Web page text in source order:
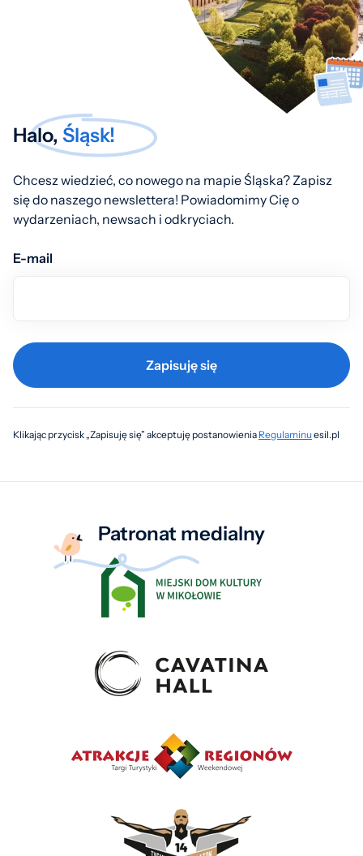
Halo, Śląsk!
Chcesz wiedzieć, co nowego na mapie Śląska? Zapisz
się do naszego newslettera! Powiadomimy Cię o
wydarzeniach, newsach i odkryciach.
E-mail
Zapisuję się
Klikając przycisk „Zapisuję się” akceptuję postanowienia Regulaminuesil.pl
Patronat medialny